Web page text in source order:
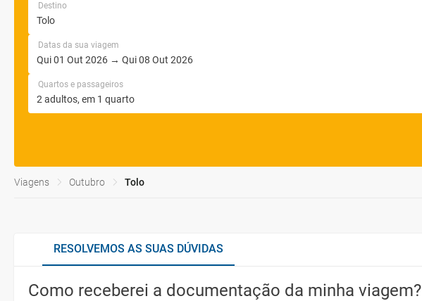
Destino
Datas da sua viagem
Quartos e passageiros
Viagens Outubro Tolo
RESOLVEMOS AS SUAS DÚVIDAS
Como receberei a documentação da minha viagem?